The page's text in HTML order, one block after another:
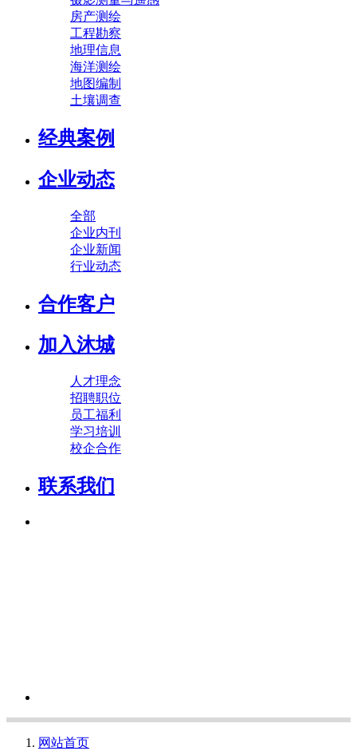
房产测绘
工程勘察
地理信息
海洋测绘
地图编制
土壤调查
经典案例
企业动态
全部
企业内刊
企业新闻
行业动态
合作客户
加入沐城
人才理念
招聘职位
员工福利
学习培训
校企合作
联系我们
网站首页